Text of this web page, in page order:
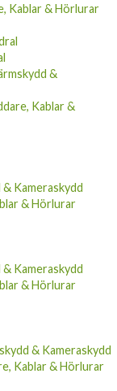
Kablar & Hörlurar
&
Kablar &
Kameraskydd
& Hörlurar
Kameraskydd
& Hörlurar
& Kameraskydd
Kablar & Hörlurar